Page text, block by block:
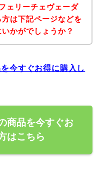
ェリーチェヴェーダ
は下記ページなどを
かがでしょうか？
今すぐお得に購入し
商品を今すぐお
はこちら